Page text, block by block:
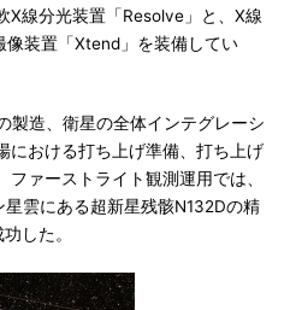
X線分光装置「Resolve」と、X線
像装置「Xtend」を装備してい
製造、衛星の全体インテグレーシ
における打ち上げ準備、打ち上げ
ァーストライト観測運用では、
雲にある超新星残骸N132Dの精
した。